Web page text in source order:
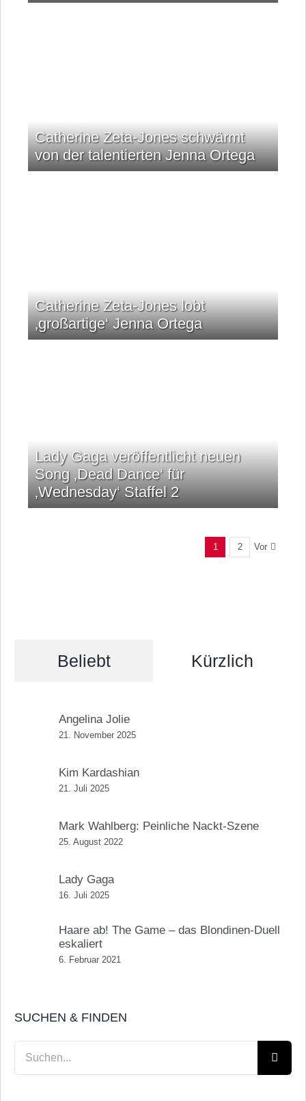
Catherine Zeta-Jones schwärmt
von der talentierten Jenna Ortega
Catherine Zeta-Jones lobt
‚großartige‘ Jenna Ortega
Lady Gaga veröffentlicht neuen
Song ‚Dead Dance‘ für
‚Wednesday‘ Staffel 2
1 2 Vor
Beliebt Kürzlich
Angelina Jolie
21. November 2025
Kim Kardashian
21. Juli 2025
Mark Wahlberg: Peinliche Nackt-Szene
25. August 2022
Lady Gaga
16. Juli 2025
Haare ab! The Game – das Blondinen-Duell
eskaliert
6. Februar 2021
SUCHEN & FINDEN
nach: